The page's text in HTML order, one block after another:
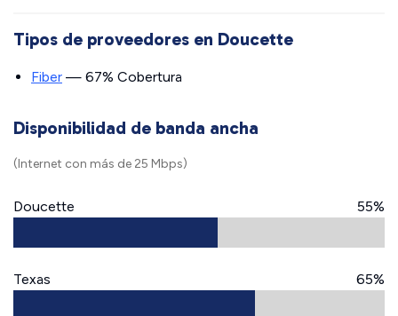
Tipos de proveedores en Doucette
Fiber — 67% Cobertura
Disponibilidad de banda ancha
(Internet con más de 25 Mbps)
Doucette 55%
Texas 65%